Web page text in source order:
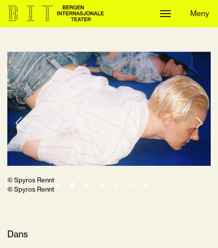
MenyMeny
© Spyros Rennt
© Spyros Rennt
Dans